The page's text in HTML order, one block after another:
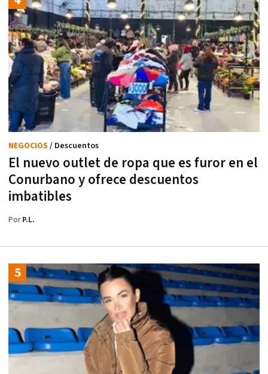
El nuevo outlet de ropa que es furor en el
Conurbano y ofrece descuentos
imbatibles
NEGOCIOS / Descuentos
PorP.L.